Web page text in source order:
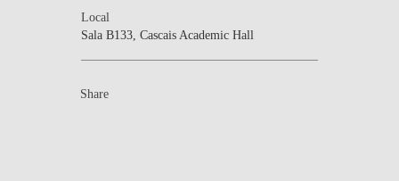
Local
Sala B133, Cascais Academic Hall
Share